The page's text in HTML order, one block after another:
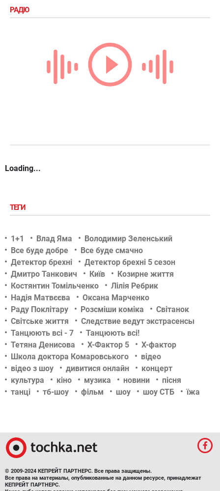
РАДІО
Loading...
ТЕГИ
1+1 Влад Яма
Володимир Зеленський
Все буде добре
Все буде смачно
Детектор брехні
Детектор брехні 5 сезон
Дмитро Танкович
Київ
Козирне життя
Костянтин Томільченко
Лілія Ребрик
Надія Матвєєва
Оксана Марченко
Раду Поклітару
Розсміши коміка
Світанок
Світське життя
Следствие ведут экстрасенсы
Танцюють всі - 7
Танцюють всі!
Тетяна Денисова
Х-Фактор 5
Х-фактор
Школа доктора Комаровського
відео
відео з шоу
дивитися онлайн
концерт
культура
кіно музика новини
пісня
танці
тб-шоу фільм шоу шоу СТБ їжа
© 2009-2024 КЕПРЕЙТ ПАРТНЕРС. Все права защищены.
Все права на материалы, опубликованные на данном ресурсе, принадлежат
КЕПРЕЙТ ПАРТНЕРС.